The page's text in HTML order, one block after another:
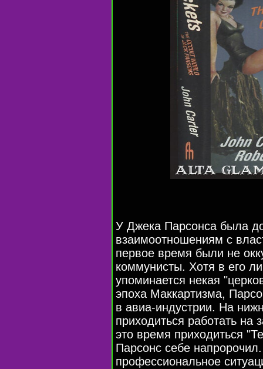
У Джека Парсонса была
взаимоотношениям с
первое время были не
коммунисты. Хотя в его
упоминается некая
эпоха Маккартизма,
в авиа-индустрии. На
приходиться работать на
это время приходиться
Парсонс себе
профессиональное